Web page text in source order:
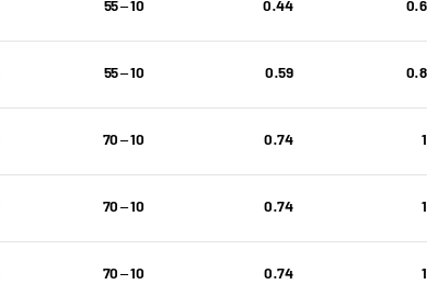
0.6
0.44
10 – 55
0.8
0.59
10 – 55
1
0.74
10 – 70
1
0.74
10 – 70
1
0.74
10 – 70